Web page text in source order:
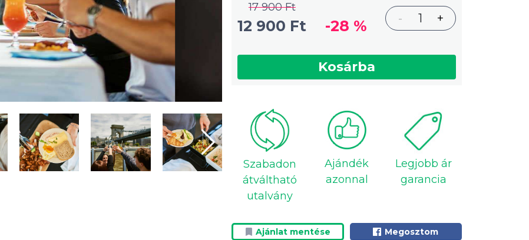
17 900 Ft
12 900 Ft -28 % - 1 +
Kosárba
Szabadon
átváltható
utalvány
Ajándék
azonnal
Legjobb ár
garancia
Ajánlat mentése Megosztom